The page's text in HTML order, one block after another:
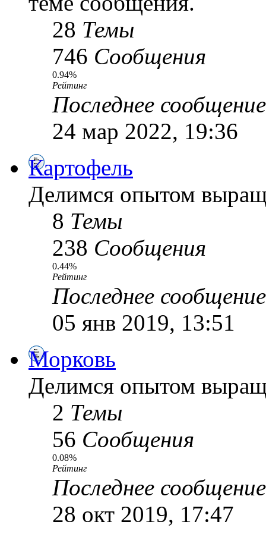
28 Темы
746 Сообщения
0.94%
Рейтинг
Последнее сообщение
24 мар 2022, 19:36
Картофель
Делимся опытом
8 Темы
238 Сообщения
0.44%
Рейтинг
Последнее сообщение
05 янв 2019, 13:51
Морковь
Делимся опытом
2 Темы
56 Сообщения
0.08%
Рейтинг
Последнее сообщение
28 окт 2019, 17:47